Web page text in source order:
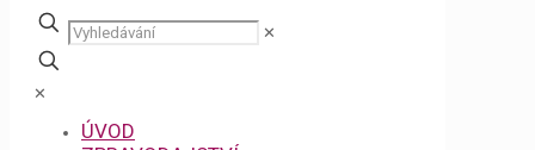
✕
✕
ÚVOD